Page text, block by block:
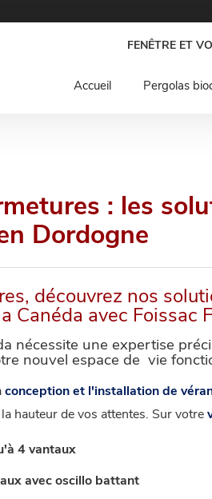
FENÊTRE ET
Accueil Pergolas
: les
Dordogne
découvrez nos
Canéda avec Foissac
nécessite une expertise
nouvel espace de vie
conception et l'installation de
hauteur de vos attentes. Sur votre
4 vantaux
avec oscillo battant